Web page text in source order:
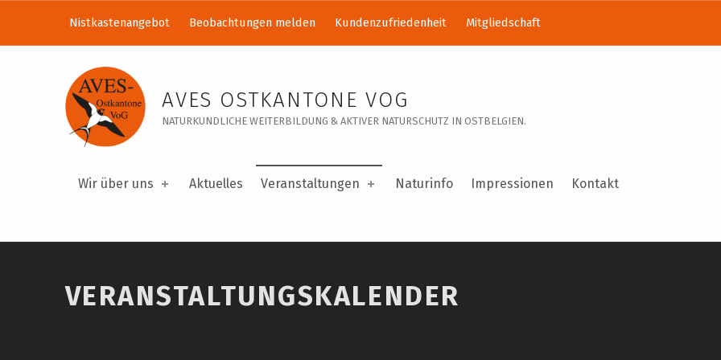
Veranstaltungskalender – AVES Ostkantone VoG
AVES OSTKANTONE VOG
NATURKUNDLICHE WEITERBILDUNG & AKTIVER NATURSCHUTZ IN OSTBELGIEN.
Wir über uns Aktuelles Veranstaltungen Naturinfo Impressionen Kontakt
Nistkastenangebot Beobachtungen melden Kundenzufriedenheit Mitgliedschaft
VERANSTALTUNGSKALENDER